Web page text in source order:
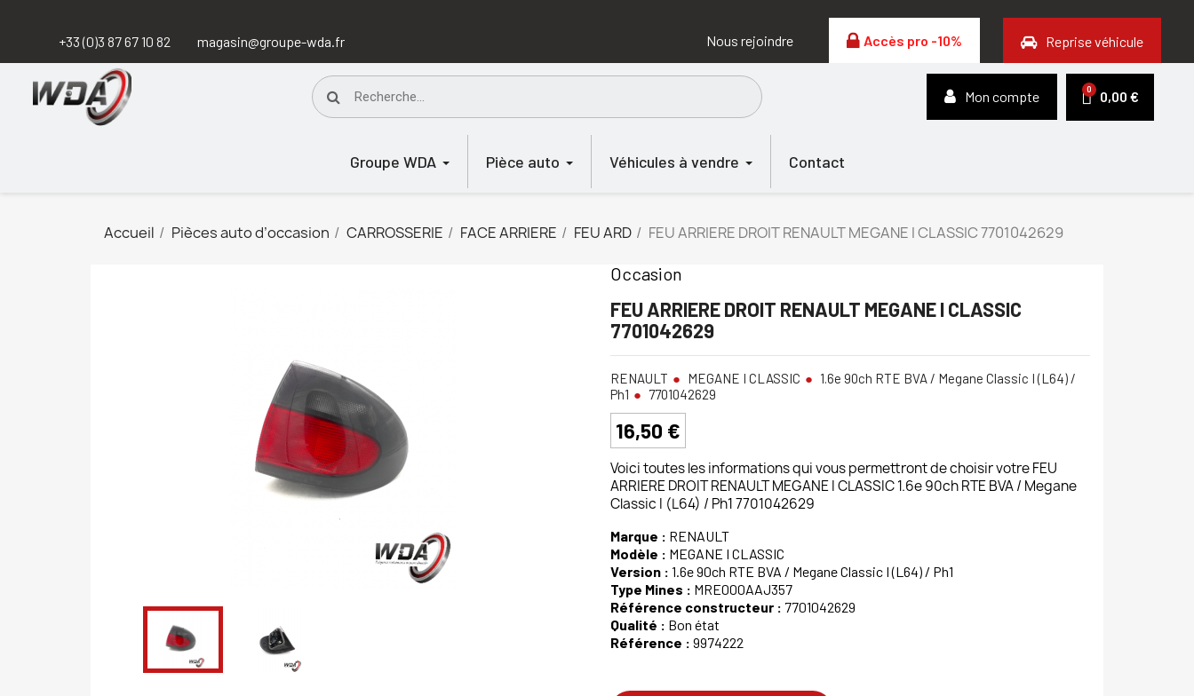
+33 (0)3 87 67 10 82 magasin@groupe-wda.fr Nous rejoindre Accès pro -10% Reprise véhicule
Mon compte 0,00 €
Groupe WDA Pièce auto Véhicules à vendre Contact
Accueil Pièces auto d’occasion CARROSSERIE FACE ARRIERE FEU ARD FEU ARRIERE DROIT RENAULT MEGANE I CLASSIC 7701042629
Occasion
FEU ARRIERE DROIT RENAULT MEGANE I CLASSIC
7701042629
RENAULT MEGANE I CLASSIC
1.6e 90ch RTE BVA / Megane Classic I (L64) /
Ph1
7701042629
16,50 €
Voici toutes les informations qui vous permettront de choisir votre FEU
ARRIERE DROIT RENAULT MEGANE I CLASSIC 1.6e 90ch RTE BVA / Megane
Classic I (L64) / Ph1 7701042629
Marque : RENAULT
Modèle : MEGANE I CLASSIC
Version : 1.6e 90ch RTE BVA / Megane Classic I (L64) / Ph1
Type Mines : MRE000AAJ357
Référence constructeur : 7701042629
Qualité : Bon état
Référence : 9974222